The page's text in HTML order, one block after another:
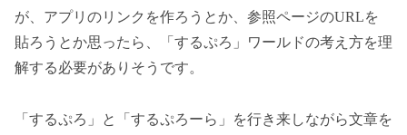
が、アプリのリンクを作ろうとか、参照ページのURLを
貼ろうとか思ったら、「するぷろ」ワールドの考え方を理
解する必要がありそうです。
「するぷろ」と「するぷろーら」を行き来しながら文章を